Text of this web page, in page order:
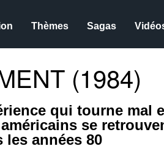
Thèmes Sagas
(1984)
qui tourne mal
se
années 80